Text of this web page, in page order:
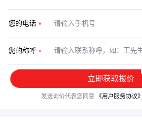
您的电话
您的称呼
立即获取报价
发送询价代表您同意 《用户服务协议》